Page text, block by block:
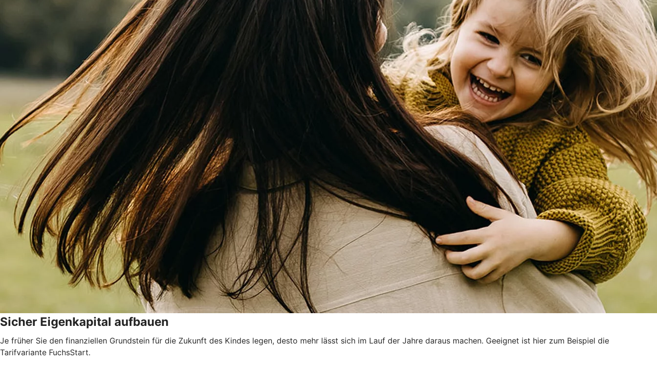
Sicher Eigenkapital aufbauen
Je früher Sie den finanziellen Grundstein für die Zukunft des Kindes legen, desto mehr lässt sich im Lauf der Jahre daraus machen. Geeignet ist hier zum Beispiel die
Tarifvariante FuchsStart.